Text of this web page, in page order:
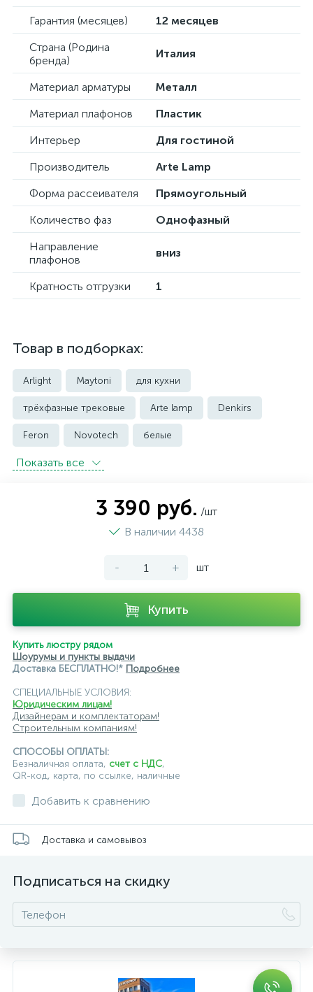
Гарантия (месяцев)
12 месяцев
Страна (Родина
бренда)
Италия
Материал арматуры
Металл
Материал плафонов
Пластик
Интерьер
Для гостиной
Производитель
Arte Lamp
Форма рассеивателя
Прямоугольный
Количество фаз
Однофазный
Направление
плафонов
вниз
Кратность отгрузки 1
Товар в подборках:
Arlight Maytoni для кухни
трёхфазные трековые Arte lamp Denkirs
Feron Novotech белые
встраиваемые трековые
модульные трековые подвесные трековые
светильники для модульной системы
черные ЭРА Crystal Lux Ambrella
Показать всe
3 390 руб. /шт
В наличии 4438
- + шт
Купить
Купить люстру рядом
Шоурумы и пункты выдачи
Доставка БЕСПЛАТНО!* Подробнее
СПЕЦИАЛЬНЫЕ УСЛОВИЯ:
Юридическим лицам!
Дизайнерам и комплектаторам!
Строительным компаниям!
СПОСОБЫ ОПЛАТЫ:
Безналичная оплата, счет с НДС,
QR-код, карта, по ссылке, наличные
Добавить к сравнению
Доставка и самовывоз
Подписаться на скидку